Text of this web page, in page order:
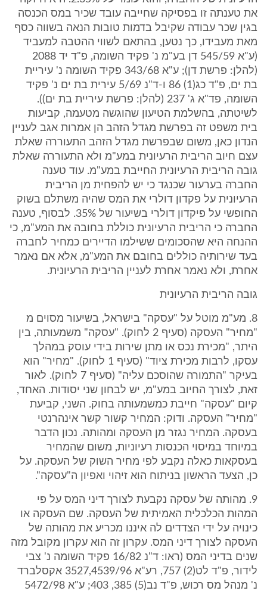
את טענתה זו בפסיקה שחייבה עובד שכיר במס הכנסה
בגין שכר עבודה שקיבל בדמות טובות הנאה בשווה כסף
מאת מעבידו, כך נטען, בהתאם לשווי ההטבה למעביד
(ע"א 545/59 דן בע"מ נ' פקיד השומה, פ"ד יד 2088
(להלן: פרשת דן); ע"א 343/68 פקיד השומה נ' עיריית
בת ים, פ"ד כג(1) 86 ו-ד"נ 5/69 עירית בת ים נ' פקיד
השומה, פד"א ג' 237 (להלן: פרשת עיריית בת ים)).
לשיטתה, בהשלמת הטיעון שהוגשה מטעמה, קביעות
בית משפט זה בפרשת מגדל הזהב הן אמרות אגב לעניין
הנדון כאן, משום שבפרשת מגדל הזהב התעוררה שאלת
עצם חיוב הריבית הרעיונית במע"מ ולא התעוררה שאלת
גובה הריבית הרעיונית החייבת במע"מ. עוד טענה
החברה בערעור שכנגד כי יש להפחית מן הריבית
הרעיונית על פקדון דולרי את המס שהיה משתלם בשוק
החופשי על פיקדון דולרי בשיעור של 35%. לבסוף, טענה
החברה כי הריבית הרעיונית כוללת בחובה את המע"מ, כי
ההנחה היא שהסכומים ששילמו הדיירים כמחיר לחברה
בעד שירותיה כוללים בחובם את המע"מ, אלא אם נאמר
אחרת, ולא נאמר אחרת לעניין הריבית הרעיונית.
גובה הריבית הרעיונית
8. מע"מ מוטל על "עסקה" בישראל, בשיעור מסוים מ
"מחיר" העסקה (סעיף 2 לחוק). "עסקה" משמעותה, בין
היתר, "מכירת נכס או מתן שירות בידי עוסק במהלך
עסקו, לרבות מכירת ציוד" (סעיף 1 לחוק). "מחיר" הוא
בעיקר "התמורה שהוסכם עליה" (סעיף 7 לחוק). לאור
זאת, לצורך החיוב במע"מ, יש לבחון שני יסודות. האחד,
קיום "עסקה" חייבת כמשמעותה בחוק. השני, קביעת
"מחיר" העסקה. ודוק: המחיר קשור קשר אינהרנטי
בעסקה. המחיר נגזר מן העסקה ומהותה. נכון הדבר
במיוחד במיסוי הכנסות רעיוניות, משום שהמחיר
בעסקאות כאלה נקבע לפי מחיר השוק של העסקה. על
כן, הצעד הראשון בניתוח הוא זיהוי ואפיון ה"עסקה".
9. מהותה של עסקה נקבעת לצורך דיני המס על פי
המהות הכלכלית האמיתית של העסקה. שם העסקה או
כינויה על ידי הצדדים לה איננו מכריע את מהותה של
העסקה לצורך דיני המס. עקרון זה הוא עקרון מקובל מזה
שנים בדיני המס (ראו: ד"נ 16/82 פקיד השומה נ' צבי
לידור, פ"ד לט(2) 757, רע"א 3527,4539/96 אקסלברד
נ' מנהל מס רכוש, פ"ד נב(5) 385, 403; ע"א 5472/98